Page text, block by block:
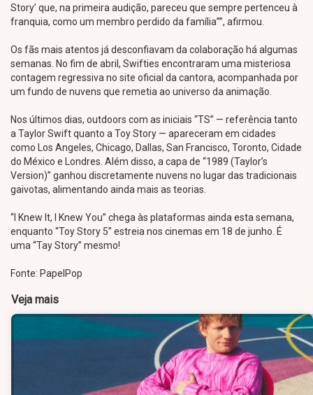
Story’ que, na primeira audição, pareceu que sempre pertenceu à
franquia, como um membro perdido da família””, afirmou.
Os fãs mais atentos já desconfiavam da colaboração há algumas
semanas. No fim de abril, Swifties encontraram uma misteriosa
contagem regressiva no site oficial da cantora, acompanhada por
um fundo de nuvens que remetia ao universo da animação.
Nos últimos dias, outdoors com as iniciais “TS” — referência tanto
a Taylor Swift quanto a Toy Story — apareceram em cidades
como Los Angeles, Chicago, Dallas, San Francisco, Toronto, Cidade
do México e Londres. Além disso, a capa de “1989 (Taylor’s
Version)” ganhou discretamente nuvens no lugar das tradicionais
gaivotas, alimentando ainda mais as teorias.
“I Knew It, I Knew You” chega às plataformas ainda esta semana,
enquanto “Toy Story 5” estreia nos cinemas em 18 de junho. É
uma “Tay Story” mesmo!
Fonte: PapelPop
Veja mais